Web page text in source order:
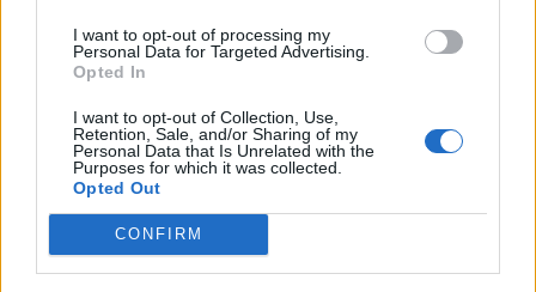
I want to opt-out of processing my
Personal Data for Targeted Advertising.
Opted In
I want to opt-out of Collection, Use,
Retention, Sale, and/or Sharing of my
Personal Data that Is Unrelated with the
Purposes for which it was collected.
Opted Out
CONFIRM
Χρηματιστήριο Αθηνών: Εβδομαδιαία άνοδος
1,76%, κέρδη 23,31% από τις αρχές του έτους
08/08/2026 - 12:36
Διευρύνεται η πρωτοβουλία για τις τιμές στο ράφι
με 916 προϊόντα
08/08/2026 - 12:12
Health Monitoring: Η εθνική υποδομή για την
αξιοποίηση των δεδομένων υγείας προς όφελος